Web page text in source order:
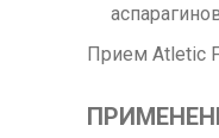
Прием Atletic